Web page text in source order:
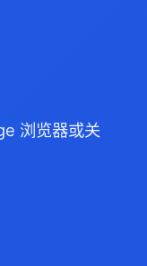
浏览器或关